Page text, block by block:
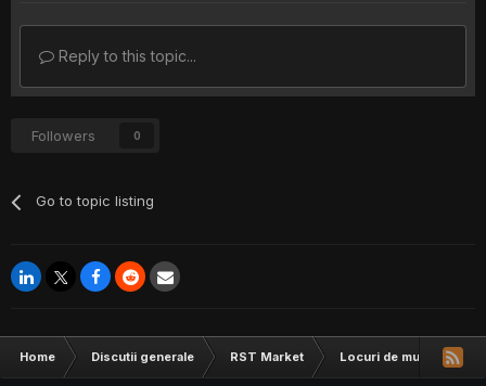
Reply to this topic...
Followers 0
Go to topic listing
Home Discutii generale RST Market Locuri de munca